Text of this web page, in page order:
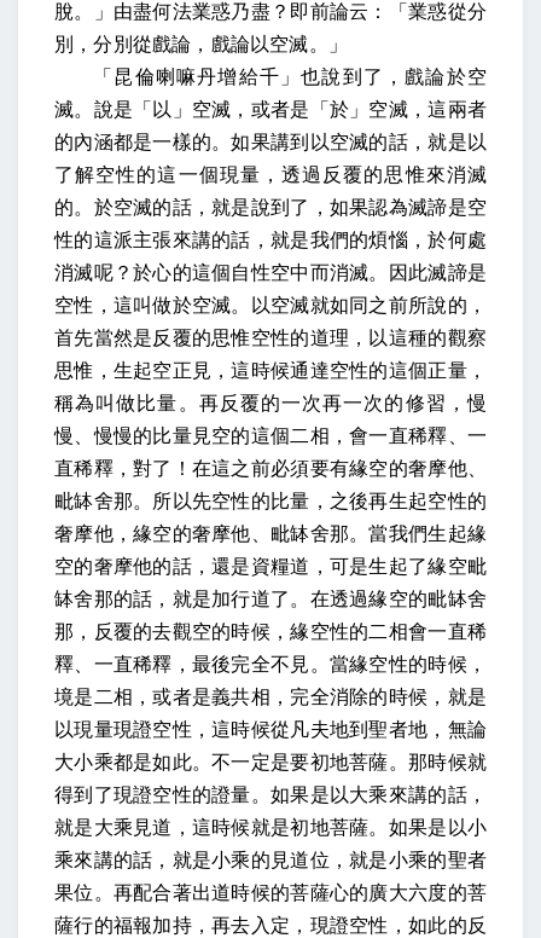
脫。」由盡何法業惑乃盡？即前論云：「業惑從分
別，分別從戲論，戲論以空滅。」
「昆倫喇嘛丹增給千」也說到了，戲論於空
滅。說是「以」空滅，或者是「於」空滅，這兩者
的內涵都是一樣的。如果講到以空滅的話，就是以
了解空性的這一個現量，透過反覆的思惟來消滅
的。於空滅的話，就是說到了，如果認為滅諦是空
性的這派主張來講的話，就是我們的煩惱，於何處
消滅呢？於心的這個自性空中而消滅。因此滅諦是
空性，這叫做於空滅。以空滅就如同之前所說的，
首先當然是反覆的思惟空性的道理，以這種的觀察
思惟，生起空正見，這時候通達空性的這個正量，
稱為叫做比量。再反覆的一次再一次的修習，慢
慢、慢慢的比量見空的這個二相，會一直稀釋、一
直稀釋，對了！在這之前必須要有緣空的奢摩他、
毗缽舍那。所以先空性的比量，之後再生起空性的
奢摩他，緣空的奢摩他、毗缽舍那。當我們生起緣
空的奢摩他的話，還是資糧道，可是生起了緣空毗
缽舍那的話，就是加行道了。在透過緣空的毗缽舍
那，反覆的去觀空的時候，緣空性的二相會一直稀
釋、一直稀釋，最後完全不見。當緣空性的時候，
境是二相，或者是義共相，完全消除的時候，就是
以現量現證空性，這時候從凡夫地到聖者地，無論
大小乘都是如此。不一定是要初地菩薩。那時候就
得到了現證空性的證量。如果是以大乘來講的話，
就是大乘見道，這時候就是初地菩薩。如果是以小
乘來講的話，就是小乘的見道位，就是小乘的聖者
果位。再配合著出道時候的菩薩心的廣大六度的菩
薩行的福報加持，再去入定，現證空性，如此的反